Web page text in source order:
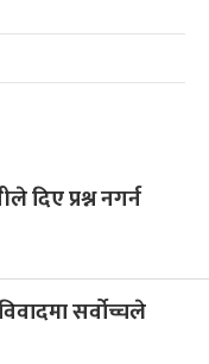
दिए प्रश्न नगर्न
सर्वोच्चले